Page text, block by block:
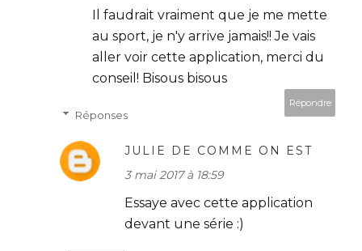
Il faudrait vraiment que je me mette
au sport, je n'y arrive jamais!! Je vais
aller voir cette application, merci du
conseil! Bisous bisous
Répondre
Réponses
JULIE DE COMME ON EST
3 mai 2017 à 18:59
Essaye avec cette application
devant une série :)